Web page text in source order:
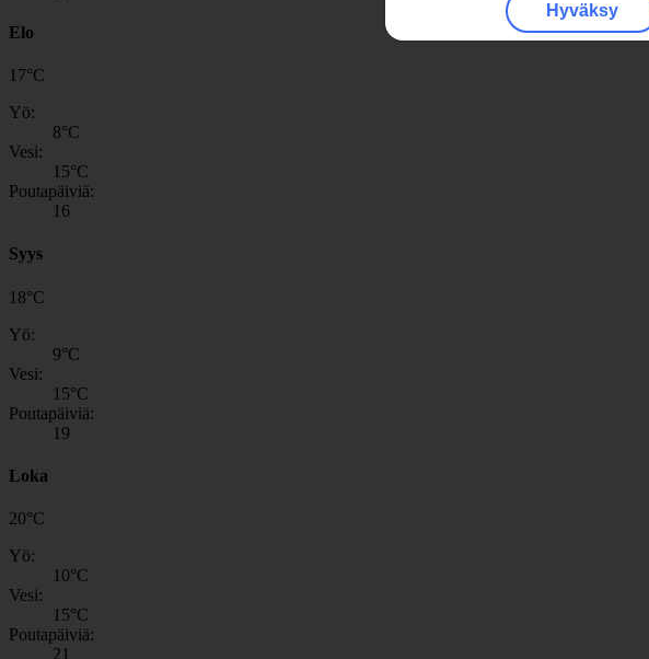
Elo
17°C
Yö:
8°C
Vesi:
15°C
Poutapäiviä:
16
Syys
18°C
Yö:
9°C
Vesi:
15°C
Poutapäiviä:
19
Loka
20°C
Yö:
10°C
Vesi:
15°C
Poutapäiviä:
21
Hyväksy